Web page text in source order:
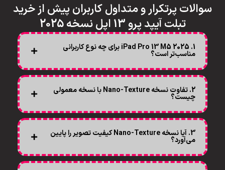
سوالات پرتکرار و متداول کاربران پیش از خرید
تبلت آیپد پرو 13 اپل نسخه 2025
1. iPad Pro 13 M5 2025 برای چه نوع کاربرانی
مناسب‌تر است؟
2. تفاوت نسخه Nano-Texture با نسخه معمولی
چیست؟
3. آیا نسخه Nano-Texture کیفیت تصویر را پایین
می‌آورد؟